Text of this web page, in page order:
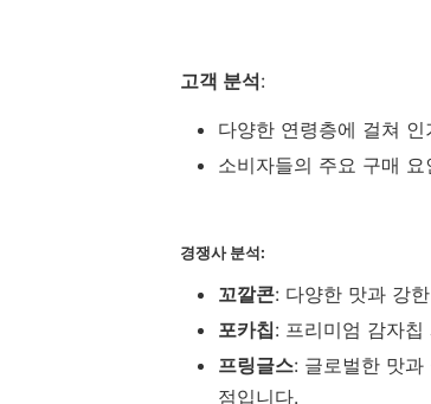
고객 분석:
다양한 연령층에 걸쳐
소비자들의 주요 구매
경쟁사 분석:
꼬깔콘: 다양한 맛과 강
포카칩: 프리미엄 감자
프링글스: 글로벌한 맛
점입니다.